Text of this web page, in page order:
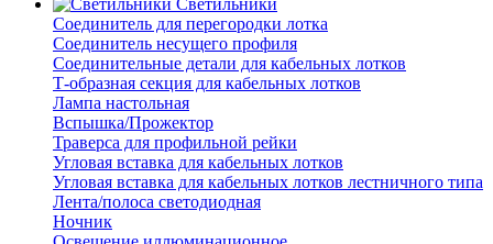
Светильники
Соединитель для перегородки лотка
Соединитель несущего профиля
Соединительные детали для кабельных лотков
Т-образная секция для кабельных лотков
Лампа настольная
Вспышка/Прожектор
Траверса для профильной рейки
Угловая вставка для кабельных лотков
Угловая вставка для кабельных лотков лестничного типа
Лента/полоса светодиодная
Ночник